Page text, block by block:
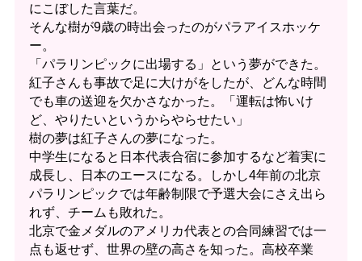
にこぼした言葉だ。
そんな樹が9歳の時出会ったのがパラアイスホッケ
ー。
「パラリンピックに出場する」という夢ができた。
紅子さんも事故で足に大けがをしたが、どんな時間
でも車の送迎を欠かさなかった。「運転は怖いけ
ど、やりたいというからやらせたい」
樹の夢は紅子さんの夢になった。
中学生になると日本代表合宿に参加するなど着実に
成長し、日本のエースになる。しかし4年前の北京
パラリンピックでは年齢制限で予選大会にさえ出ら
れず、チームも敗れた。
北京で金メダルのアメリカ代表との合同練習では一
点も返せず、世界の壁の高さを知った。高校卒業